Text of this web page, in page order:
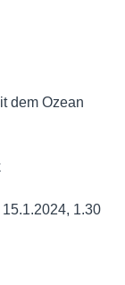
dem Ozean
1.30